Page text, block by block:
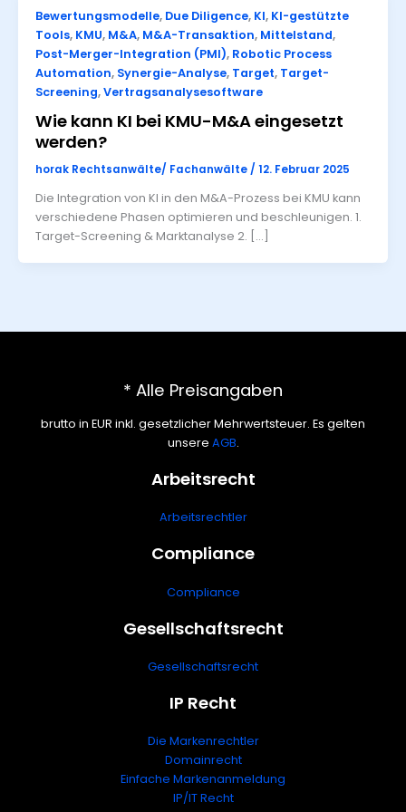
Bewertungsmodelle, Due Diligence, KI, KI-gestützte
Tools, KMU, M&A, M&A-Transaktion, Mittelstand,
Post-Merger-Integration (PMI), Robotic Process
Automation, Synergie-Analyse, Target, Target-
Screening,Vertragsanalysesoftware
Wie kann KI bei KMU-M&A eingesetzt
werden?
horak Rechtsanwälte/ Fachanwälte / 12. Februar 2025
Die Integration von KI in den M&A-Prozess bei KMU kann
verschiedene Phasen optimieren und beschleunigen. 1.
Target-Screening & Marktanalyse 2. […]
* Alle Preisangaben
brutto in EUR inkl. gesetzlicher Mehrwertsteuer. Es gelten
unsere AGB.
Arbeitsrecht
Arbeitsrechtler
Compliance
Compliance
Gesellschaftsrecht
Gesellschaftsrecht
IP Recht
Die Markenrechtler
Domainrecht
Einfache Markenanmeldung
IP/IT Recht